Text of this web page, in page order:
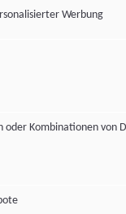
zur
pro Monat
Werbung
Kombinationen von